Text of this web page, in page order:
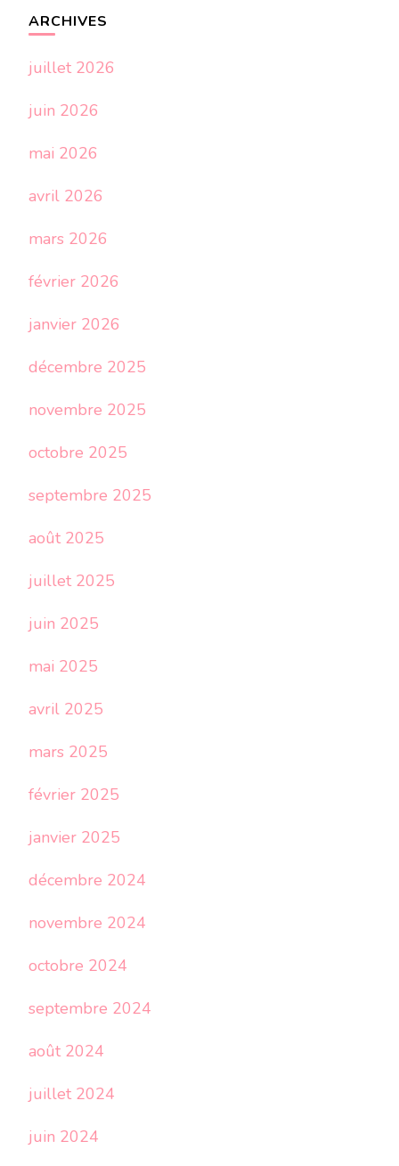
ARCHIVES
juillet 2026
juin 2026
mai 2026
avril 2026
mars 2026
février 2026
janvier 2026
décembre 2025
novembre 2025
octobre 2025
septembre 2025
août 2025
juillet 2025
juin 2025
mai 2025
avril 2025
mars 2025
février 2025
janvier 2025
décembre 2024
novembre 2024
octobre 2024
septembre 2024
août 2024
juillet 2024
juin 2024